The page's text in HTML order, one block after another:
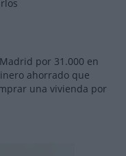
por 31.000 en
ahorrado que
una vivienda por